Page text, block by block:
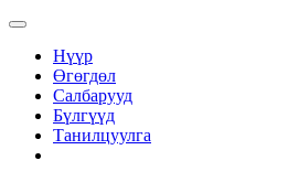
Нүүр
Өгөгдөл
Салбарууд
Бүлгүүд
Танилцуулга